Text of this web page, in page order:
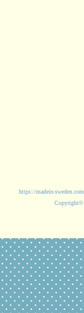
また、お問い合
https://madein-
Copyright©